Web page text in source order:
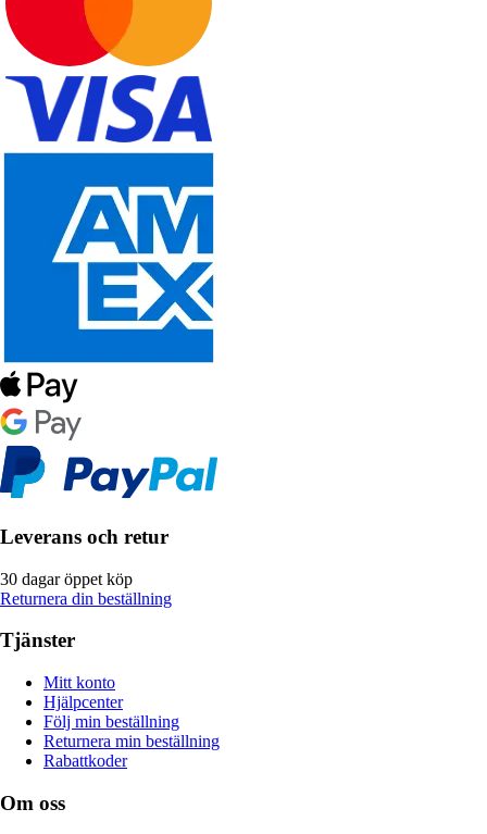
Leverans och retur
30 dagar öppet köp
Returnera din beställning
Tjänster
Mitt konto
Hjälpcenter
Följ min beställning
Returnera min beställning
Rabattkoder
Om oss